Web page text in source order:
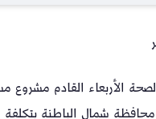
الأربعاء القادم
شمال الباطنة بتكلفة